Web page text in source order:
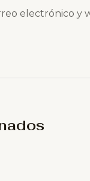
electrónico y